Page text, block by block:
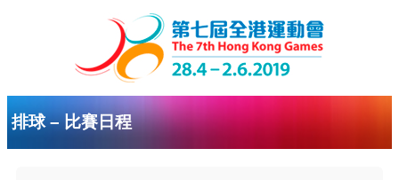
排球 – 比賽日程